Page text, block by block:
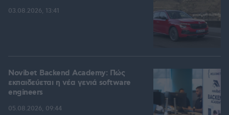
03.08.2026, 13:41
Novibet Backend Academy: Πώς
εκπαιδεύεται η νέα γενιά software
engineers
05.08.2026, 09:44